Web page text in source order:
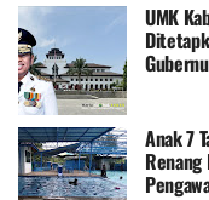
UMK
Anak 7